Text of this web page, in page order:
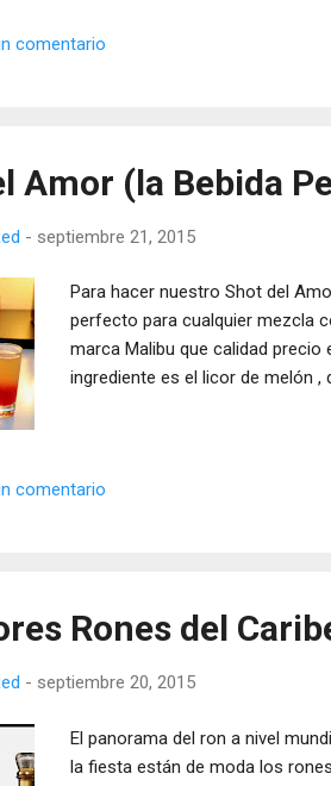
comentario
Amor (la Bebida
- septiembre 21, 2015
Para hacer nuestro Shot del
perfecto para cualquier mezcla
marca Malibu que calidad precio
ingrediente es el licor de melón
comentario
Rones del
- septiembre 20, 2015
El panorama del ron a nivel
la fiesta están de moda los